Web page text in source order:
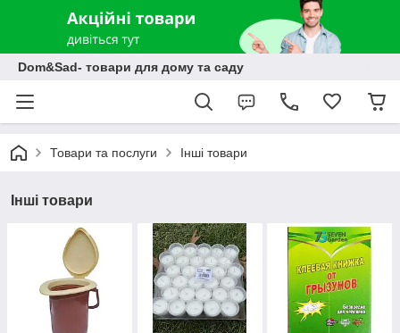
Dom&Sad- товари для дому та саду
Товари та послуги Інші товари
Інші товари